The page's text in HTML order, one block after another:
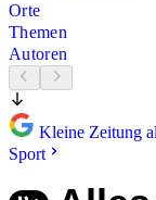
Orte
Themen
Autoren
Kleine Zeitung
Sport